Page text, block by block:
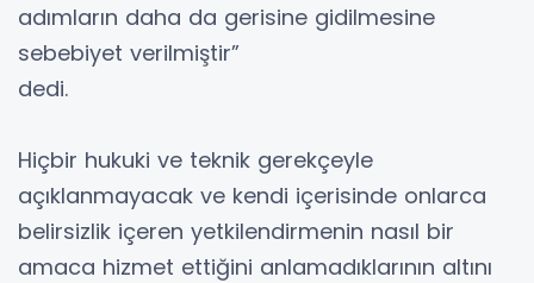
adımların daha da gerisine gidilmesine
sebebiyet verilmiştir”
dedi.
Hiçbir hukuki ve teknik gerekçeyle
açıklanmayacak ve kendi içerisinde onlarca
belirsizlik içeren yetkilendirmenin nasıl bir
amaca hizmet ettiğini anlamadıklarının altını